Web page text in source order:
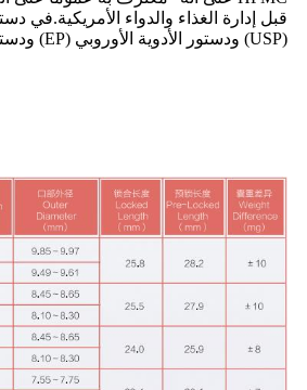
قبل إدارة الغذاء والدواء الأمريكية.في
(USP) ودستور الأدوية الأوروبي (EP) ودستور الأدوية الياباني (JP).